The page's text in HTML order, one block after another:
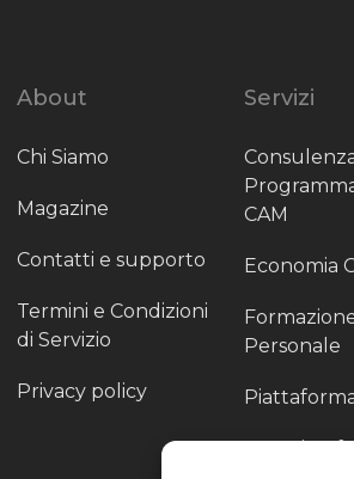
About
Chi Siamo
Magazine
Contatti e supporto
Termini e Condizioni
di Servizio
Privacy policy
Servizi
CAM
Economia
Personale
Scouting